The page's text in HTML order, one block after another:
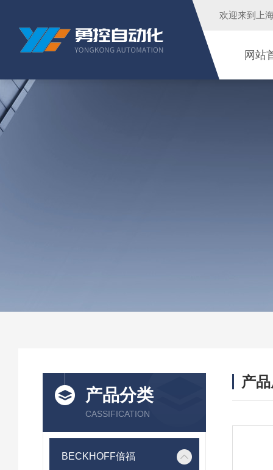
欢迎来到 上
网站
产品分类
CASSIFICATION
BECKHOFF倍福
产